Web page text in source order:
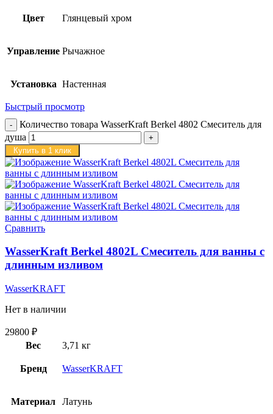
Цвет Глянцевый хром
Управление Рычажное
Установка Настенная
Быстрый просмотр
Количество товара WasserKraft Berkel 4802 Смеситель для
душа
Купить в 1 клик
Сравнить
WasserKraft Berkel 4802L Смеситель для ванны с
длинным изливом
WasserKRAFT
Нет в наличии
29800 ₽
Вес
3,71 кг
Бренд WasserKRAFT
Материал Латунь